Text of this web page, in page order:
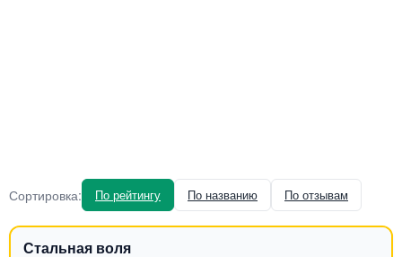
Сортировка: По рейтингу По названию По отзывам
Стальная воля